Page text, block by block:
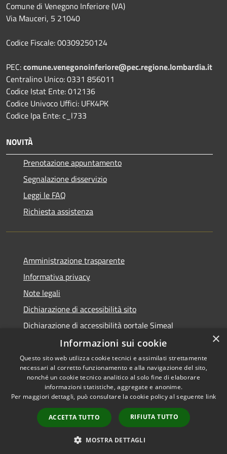
Comune di Venegono Inferiore (VA)
Via Mauceri, 5 21040
Codice Fiscale: 00309250124
PEC:comune.venegonoinferiore@pec.regione.lombardia.it
Centralino Unico: 0331 856011
Codice Istat Ente: 012136
Codice Univoco Uffici: UFK4PK
Codice Ipa Ente: c_l733
NOVITÀ
Prenotazione appuntamento
Segnalazione disservizio
Leggi le FAQ
Richiesta assistenza
Amministrazione trasparente
Informativa privacy
Note legali
Dichiarazione di accessibilità sito
Dichiarazione di accessibilità portale Simeal
Accessibilità
Privacy
Mappa del sito
Copyright © 2026 • Comune di
Venegono Inferiore • Powered
byMunicipium•Accesso
redazione
×
Informazioni sui cookie
Questo sito web utilizza cookie tecnici e assimilati strettamente
necessari al corretto funzionamento e alla navigazione del sito,
nonché un cookie tecnico analitico al solo fine di elaborare
informazioni statistiche, aggregate e anonime.
Per maggiori dettagli, può consultare la cookie policy al seguente link
ACCETTA TUTTO RIFIUTA TUTTO
MOSTRA DETTAGLI